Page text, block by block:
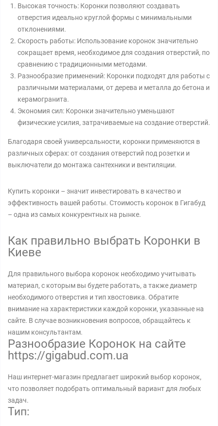
Высокая точность: Коронки позволяют создавать
отверстия идеально круглой формы с минимальными
отклонениями.
Скорость работы: Использование коронок значительно
сокращает время, необходимое для создания отверстий, по
сравнению с традиционными методами.
Разнообразие применений: Коронки подходят для работы с
различными материалами, от дерева и металла до бетона и
керамогранита.
Экономия сил: Коронки значительно уменьшают
физические усилия, затрачиваемые на создание отверстий.
Благодаря своей универсальности, коронки применяются в
различных сферах: от создания отверстий под розетки и
выключатели до монтажа сантехники и вентиляции.
Купить коронки – значит инвестировать в качество и
эффективность вашей работы. Стоимость коронок в Гигабуд
– одна из самых конкурентных на рынке.
Как правильно выбрать Коронки в
Киеве
Для правильного выбора коронок необходимо учитывать
материал, с которым вы будете работать, а также диаметр
необходимого отверстия и тип хвостовика. Обратите
внимание на характеристики каждой коронки, указанные на
сайте. В случае возникновения вопросов, обращайтесь к
нашим консультантам.
Разнообразие Коронок на сайте
https://gigabud.com.ua
Наш интернет-магазин предлагает широкий выбор коронок,
что позволяет подобрать оптимальный вариант для любых
задач.
Тип: